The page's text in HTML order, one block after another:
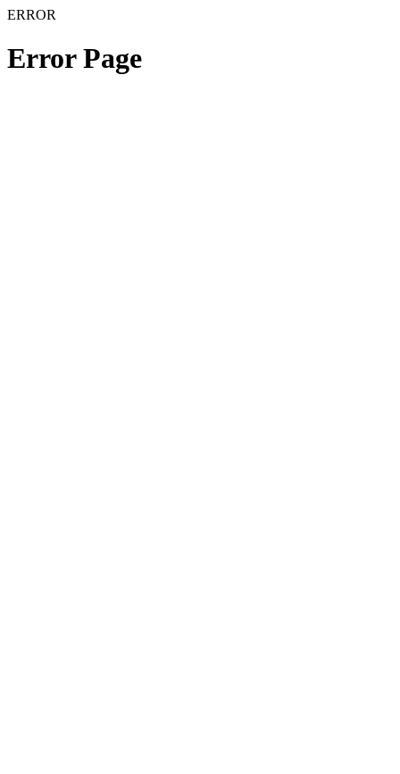
ERROR
Error Page